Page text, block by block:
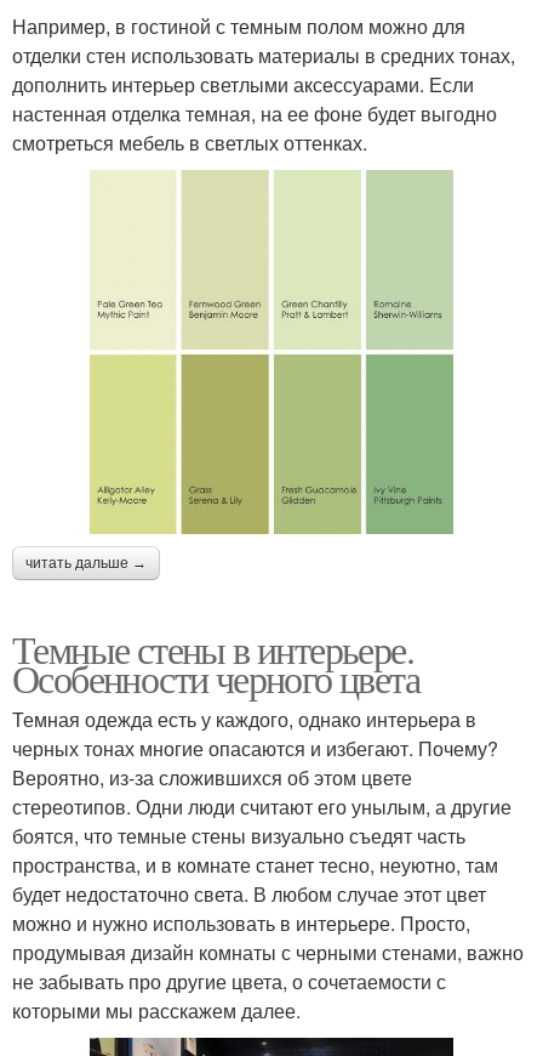
Например, в гостиной с темным полом можно для
отделки стен использовать материалы в средних тонах,
дополнить интерьер светлыми аксессуарами. Если
настенная отделка темная, на ее фоне будет выгодно
смотреться мебель в светлых оттенках.
читать дальше →
Темные стены в интерьере.
Особенности черного цвета
Темная одежда есть у каждого, однако интерьера в
черных тонах многие опасаются и избегают. Почему?
Вероятно, из-за сложившихся об этом цвете
стереотипов. Одни люди считают его унылым, а другие
боятся, что темные стены визуально съедят часть
пространства, и в комнате станет тесно, неуютно, там
будет недостаточно света. В любом случае этот цвет
можно и нужно использовать в интерьере. Просто,
продумывая дизайн комнаты с черными стенами, важно
не забывать про другие цвета, о сочетаемости с
которыми мы расскажем далее.